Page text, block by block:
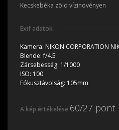
Kecskebéka zöld vízinövényen
Exif adatok
Kamera: NIKON CORPORATION
Blende:f/4.5
Zársebesség: 1/1000
ISO: 100
Fókusztávolság: 105mm
A kép értékelése 60/27 pont